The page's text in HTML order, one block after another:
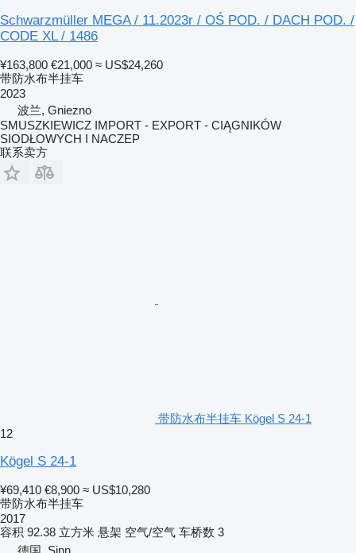
Schwarzmüller MEGA / 11.2023r / OŚ POD. / DACH POD. /
CODE XL / 1486
¥163,800 €21,000 ≈ US$24,260
带防水布半挂车
2023
波兰, Gniezno
SMUSZKIEWICZ IMPORT - EXPORT - CIĄGNIKÓW
SIODŁOWYCH I NACZEP
联系卖方
带防水布半挂车 Kögel S 24-1
12
Kögel S 24-1
¥69,410 €8,900 ≈ US$10,280
带防水布半挂车
2017
容积 92.38 立方米 悬架 空气/空气 车桥数 3
德国, Sinn